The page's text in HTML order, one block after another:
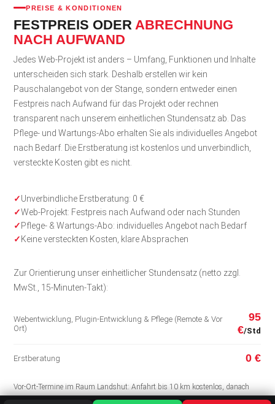
PREISE & KONDITIONEN
FESTPREIS ODER ABRECHNUNG
NACH AUFWAND
Jedes Web-Projekt ist anders – Umfang, Funktionen und Inhalte
unterscheiden sich stark. Deshalb erstellen wir kein
Pauschalangebot von der Stange, sondern entweder einen
Festpreis nach Aufwand für das Projekt oder rechnen
transparent nach unserem einheitlichen Stundensatz ab. Das
Pflege- und Wartungs-Abo erhalten Sie als individuelles Angebot
nach Bedarf. Die Erstberatung ist kostenlos und unverbindlich,
versteckte Kosten gibt es nicht.
Unverbindliche Erstberatung: 0 €
Web-Projekt: Festpreis nach Aufwand oder nach Stunden
Pflege- & Wartungs-Abo: individuelles Angebot nach Bedarf
Keine versteckten Kosten, klare Absprachen
Zur Orientierung unser einheitlicher Stundensatz (netto zzgl.
MwSt., 15-Minuten-Takt):
Webentwicklung, Plugin-Entwicklung & Pflege (Remote & Vor
Ort)
95
€/Std
Erstberatung 0 €
Vor-Ort-Termine im Raum Landshut: Anfahrt bis 10 km kostenlos, danach
0,50 €/km. Erreichbar Mo–Fr 8–18 Uhr, Rückmeldung in der Regel innerhalb